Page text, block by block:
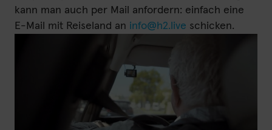
kann man auch per Mail anfordern: einfach eine
E-Mail mit Reiseland an info@h2.live schicken.